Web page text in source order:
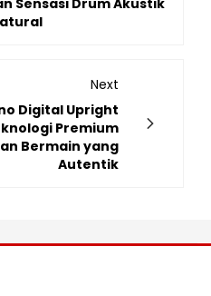
Sensasi Drum Akustik
Next
Digital Upright
Premium
Bermain yang
Autentik